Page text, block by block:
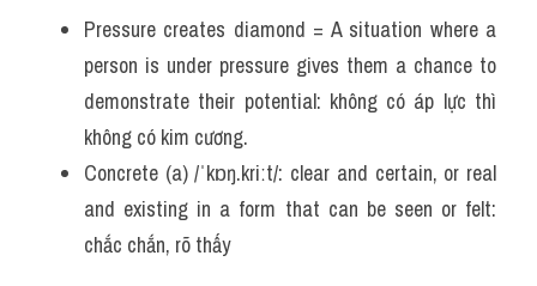
Pressure creates diamond = A situation where a
person is under pressure gives them a chance to
demonstrate their potential: không có áp lực thì
không có kim cương.
Concrete (a) /ˈkɒŋ.kriːt/: clear and certain, or real
and existing in a form that can be seen or felt:
chắc chắn, rõ thấy